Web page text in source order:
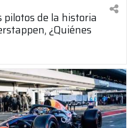
pilotos de la historia
¿Quiénes